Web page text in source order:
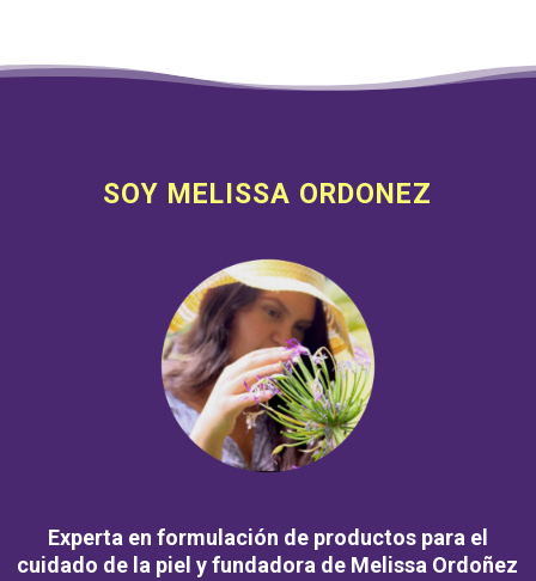
SOY MELISSA ORDONEZ
Experta en formulación de productos para el
cuidado de la piel y fundadora de Melissa Ordoñez